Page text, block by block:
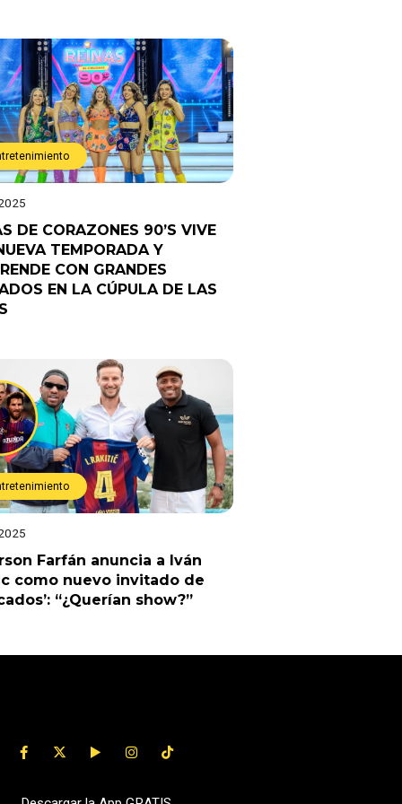
DE CORAZONES 90’S VIVE
TEMPORADA Y
CON GRANDES
EN LA CÚPULA DE LAS
Farfán anuncia a Iván
como nuevo invitado de
“¿Querían show?”